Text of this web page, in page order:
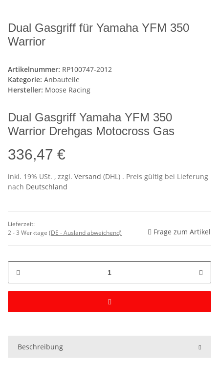
Dual Gasgriff für Yamaha YFM 350
Warrior
Artikelnummer: RP100747-2012
Kategorie: Anbauteile
Hersteller: Moose Racing
Dual Gasgriff Yamaha YFM 350
Warrior Drehgas Motocross Gas
336,47 €
inkl. 19% USt. , zzgl. Versand (DHL) . Preis gültig bei Lieferung
nach Deutschland
Lieferzeit:
2 - 3 Werktage (DE - Ausland abweichend) Frage zum Artikel
Beschreibung